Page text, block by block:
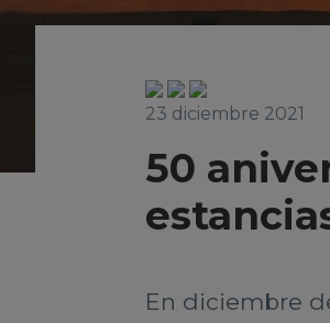
23 diciembre 2021
50
En diciembre